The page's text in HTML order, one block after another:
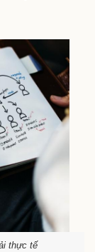
thực tế